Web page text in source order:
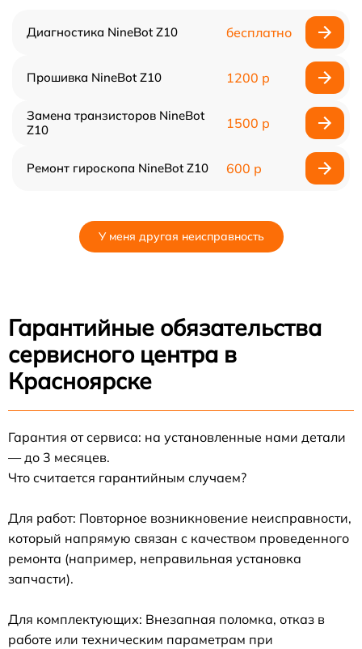
Диагностика NineBot Z10 бесплатно
Прошивка NineBot Z10 1200 р
Замена транзисторов NineBot
Z10
1500 р
Ремонт гироскопа NineBot Z10 600 р
У меня другая неисправность
Гарантийные обязательства
сервисного центра в
Красноярске
Гарантия от сервиса: на установленные нами детали
— до 3 месяцев.
Что считается гарантийным случаем?
Для работ: Повторное возникновение неисправности,
который напрямую связан с качеством проведенного
ремонта (например, неправильная установка
запчасти).
Для комплектующих: Внезапная поломка, отказ в
работе или техническим параметрам при